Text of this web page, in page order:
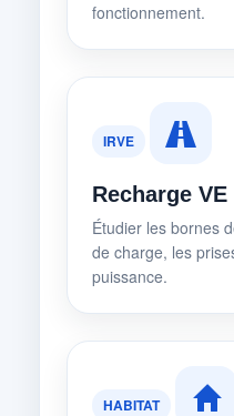
fonctionnement.
IRVE
Recharge VE
Étudier les bornes
de charge, les
puissance.
HABITAT